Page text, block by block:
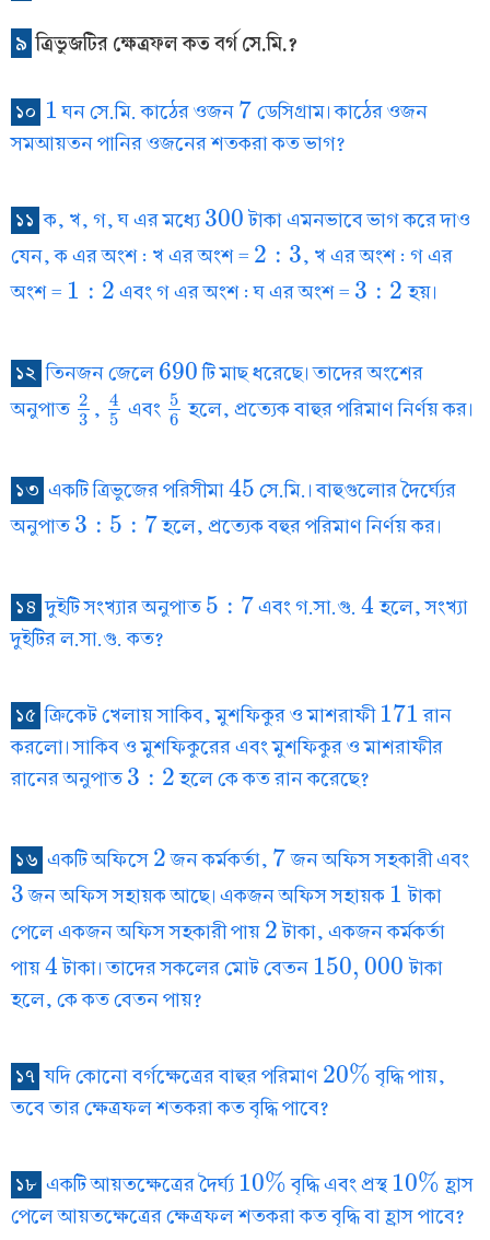
৯ ত্রিভুজটির ক্ষেত্রফল কত বর্গ সে.মি.?
১০ 1
1 ঘন সে.মি. কাঠের ওজন 7
7 ডেসিগ্রাম। কাঠের ওজন
সমআয়তন পানির ওজনের শতকরা কত ভাগ?
১১ ক, খ, গ, ঘ এর মধ্যে300
300 টাকা এমনভাবে ভাগ করে দাও
যেন, ক এর অংশ : খ এর অংশ = 2 : 3
2: 3
, খ এর অংশ : গ এর
অংশ = 1 : 2
1: 2 এবং গ এর অংশ : ঘ এর অংশ = 3 : 2
3: 2 হয়।
১২ তিনজন জেলে 690
690 টি মাছ ধরেছে। তাদের অংশের
অনুপাত 2
3
23 , 4
5
45 এবং 5
6
56 হলে, প্রত্যেক বাহুর পরিমাণ নির্ণয় কর।
১৩ একটি ত্রিভুজের পরিসীমা45
45 সে.মি.। বাহুগুলোর দৈর্ঘ্যের
অনুপাত 3 : 5 : 7
3: 5: 7 হলে, প্রত্যেক বহুর পরিমাণ নির্ণয় কর।
১৪ দুইটি সংখ্যার অনুপাত 5 : 7
5: 7 এবং গ.সা.গু.4
4 হলে, সংখ্যা
দুইটির ল.সা.গু. কত?
১৫ ক্রিকেট খেলায় সাকিব, মুশফিকুর ও মাশরাফী 171
171 রান
করলো। সাকিব ও মুশফিকুরের এবং মুশফিকুর ও মাশরাফীর
রানের অনুপাত 3 : 2
3: 2 হলে কে কত রান করেছে?
১৬ একটি অফিসে 2
2 জন কর্মকর্তা, 7
7 জন অফিস সহকারী এবং
3
3 জন অফিস সহায়ক আছে। একজন অফিস সহায়ক 1
1 টাকা
পেলে একজন অফিস সহকারী পায় 2
2 টাকা, একজন কর্মকর্তা
পায়4
4 টাকা। তাদের সকলের মোট বেতন 150, 000
150,000
টাকা
হলে, কে কত বেতন পায়?
১৭ যদি কোনো বর্গক্ষেত্রের বাহুর পরিমাণ 20%
20% বৃদ্ধি পায়,
তবে তার ক্ষেত্রফল শতকরা কত বৃদ্ধি পাবে?
১৮ একটি আয়তক্ষেত্রের দৈর্ঘ্য 10%
10% বৃদ্ধি এবং প্রস্থ 10%
10% হ্রাস
পেলে আয়তক্ষেত্রের ক্ষেত্রফল শতকরা কত বৃদ্ধি বা হ্রাস পাবে?